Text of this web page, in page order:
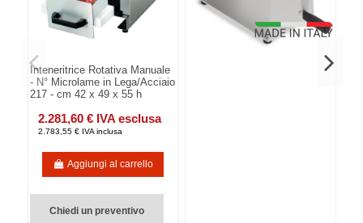
Inteneritrice Rotativa Manuale
- N° Microlame in Lega/Acciaio
217 - cm 42 x 49 x 55 h
2.281,60 € IVA esclusa
2.783,55 € IVA inclusa
Aggiungi al carrello
Chiedi un preventivo